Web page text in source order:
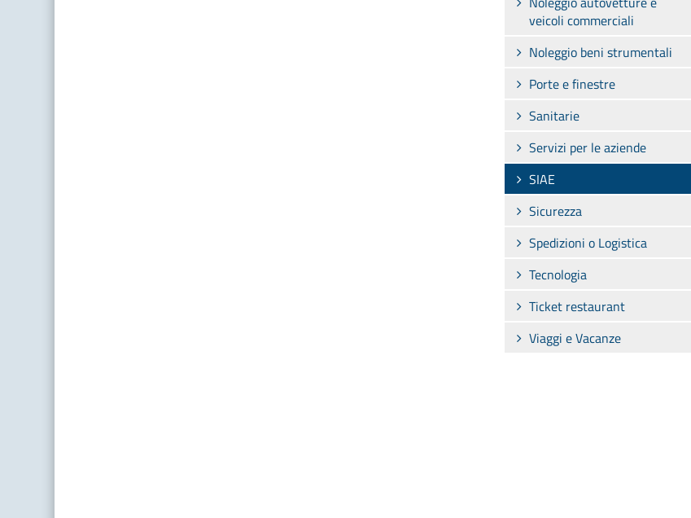
veicoli commerciali
Noleggio beni strumentali
Porte e finestre
Sanitarie
Servizi per le aziende
SIAE
Sicurezza
Spedizioni o Logistica
Tecnologia
Ticket restaurant
Viaggi e Vacanze